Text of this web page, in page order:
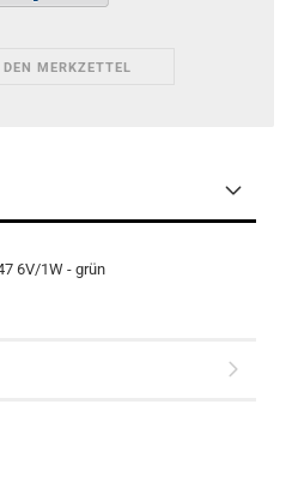
DEN MERKZETTEL
6V/1W - grün